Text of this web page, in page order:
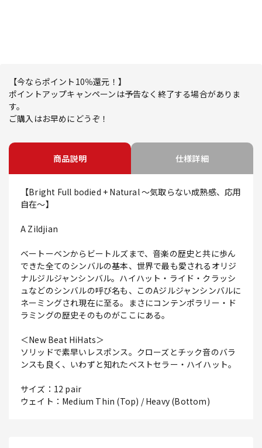
【今ならポイント10％還元！】
ポイントアップキャンペーンは予告なく終了する場合がありま
す。
ご購入はお早めにどうぞ！
商品説明 仕様詳細
【Bright Full bodied + Natural ～気取らない成熟感、応用
自在～】
A Zildjian
ベートーベンからビートルズまで、音楽の歴史と共に歩ん
できた全てのシンバルの基本、世界で最も愛されるオリジ
ナルジルジャンシンバル。ハイハット・ライド・クラッシ
ュなどのシンバルの呼び名も、このAジルジャンシンバルに
ネーミングされ現在に至る。まさにコンテンポラリー・ド
ラミングの歴史そのものがここにある。
＜New Beat HiHats＞
ソリッドで素早いレスポンス。クローズとチック音のバラ
ンスも良く、いわずと知れたベストセラー・ハイハット。
サイズ：12 pair
ウェイト：Medium Thin (Top) / Heavy (Bottom)